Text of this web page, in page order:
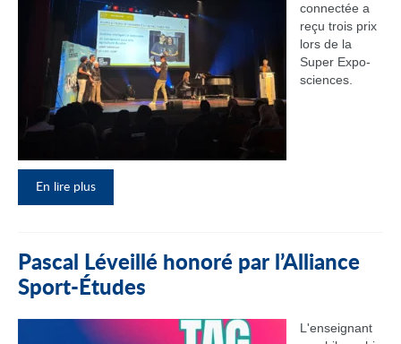
connectée a
reçu trois prix
lors de la
Super Expo-
sciences.
En lire plus
Pascal Léveillé honoré par l’Alliance
Sport-Études
L'enseignant